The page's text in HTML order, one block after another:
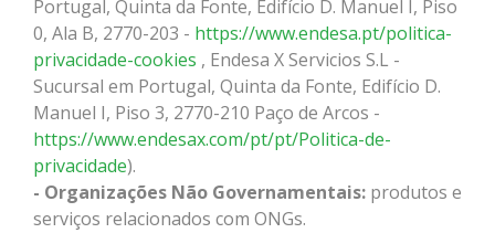
Portugal, Quinta da Fonte, Edifício D. Manuel I, Piso
0, Ala B, 2770-203 - https://www.endesa.pt/politica-
privacidade-cookies , Endesa X Servicios S.L -
Sucursal em Portugal, Quinta da Fonte, Edifício D.
Manuel I, Piso 3, 2770-210 Paço de Arcos -
https://www.endesax.com/pt/pt/Politica-de-
privacidade).
- Organizações Não Governamentais: produtos e
serviços relacionados com ONGs.